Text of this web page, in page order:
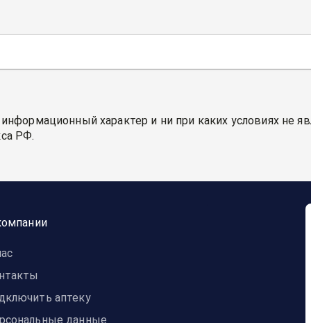
характер и ни при каких условиях не
РФ.
аптеку
данные